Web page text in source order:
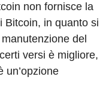
non fornisce la
Bitcoin, in quanto si
del
versi è migliore,
un’opzione